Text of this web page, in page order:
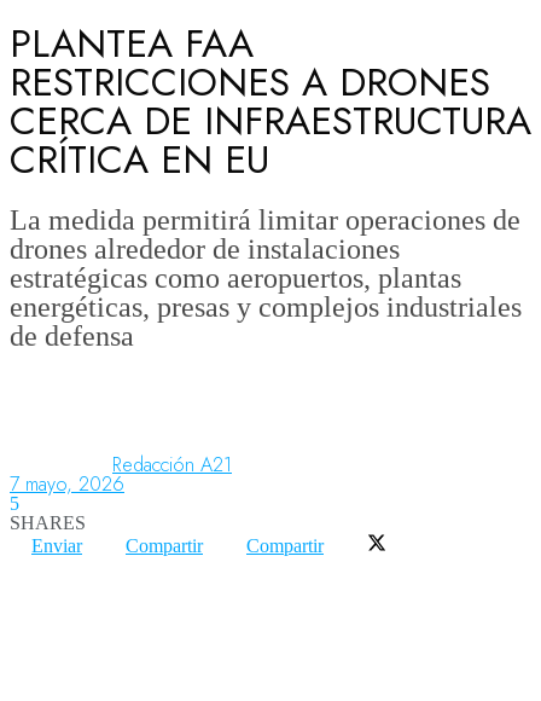
Aerolíneas
Aeronáutica
Aeropuertos
Columnistas
PLANTEA FAA
RESTRICCIONES A DRONES
CERCA DE INFRAESTRUCTURA
CRÍTICA EN EU
La medida permitirá limitar operaciones de
drones alrededor de instalaciones
estratégicas como aeropuertos, plantas
energéticas, presas y complejos industriales
de defensa
Redacción A21
7 mayo, 2026
5
SHARES
Enviar
Compartir Compartir